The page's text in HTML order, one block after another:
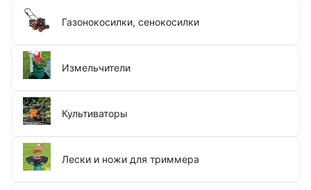
Газонокосилки, сенокосилки
Измельчители
Культиваторы
Лески и ножи для триммера